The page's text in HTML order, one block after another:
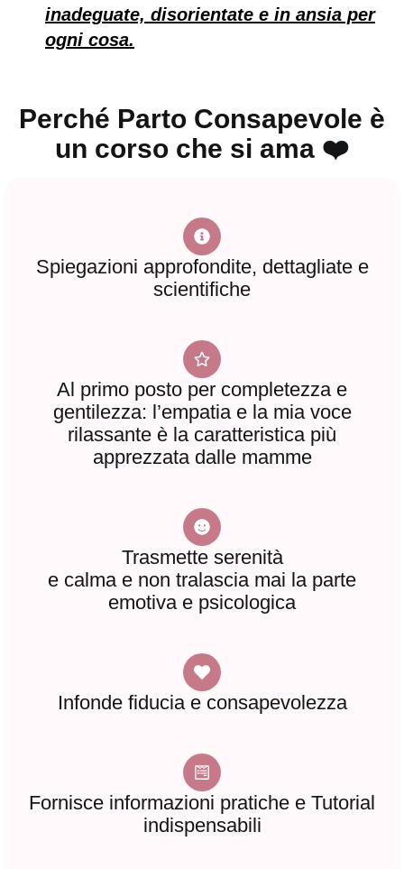
inadeguate, disorientate e in ansia per
ogni cosa.
Perché Parto Consapevole è
un corso che si ama ❤️
Spiegazioni approfondite, dettagliate e
scientifiche
Al primo posto per completezza e
gentilezza: l’empatia e la mia voce
rilassante è la caratteristica più
apprezzata dalle mamme
Trasmette serenità
e calma e non tralascia mai la parte
emotiva e psicologica
Infonde fiducia e consapevolezza
Fornisce informazioni pratiche e Tutorial
indispensabili